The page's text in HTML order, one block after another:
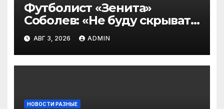
Футболист «Зенита»
Соболев: «Не буду скрывать
— в Оренбурге всегда
тяжело играть»
АВГ 3, 2026 ADMIN
НОВОСТИ РАЗНЫЕ